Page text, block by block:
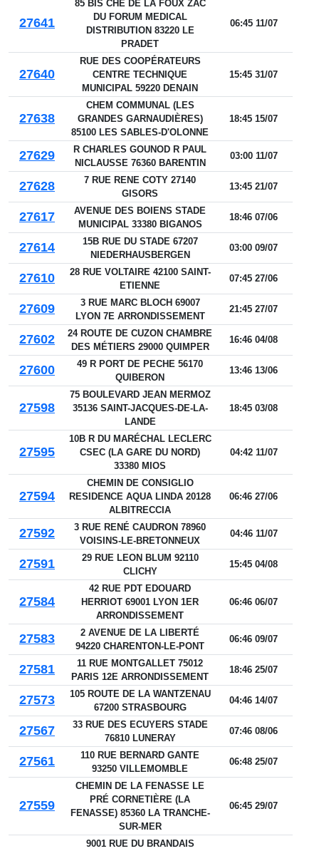
27641
85 BIS CHE DE LA FOUX ZAC
DU FORUM MEDICAL
DISTRIBUTION 83220 LE
PRADET
06:45 11/07
27640
RUE DES COOPÉRATEURS
CENTRE TECHNIQUE
MUNICIPAL 59220 DENAIN
15:45 31/07
27638
CHEM COMMUNAL (LES
GRANDES GARNAUDIÈRES)
85100 LES SABLES-D'OLONNE
18:45 15/07
27629
R CHARLES GOUNOD R PAUL
NICLAUSSE 76360 BARENTIN
03:00 11/07
27628
7 RUE RENE COTY 27140
GISORS
13:45 21/07
27617
AVENUE DES BOIENS STADE
MUNICIPAL 33380 BIGANOS
18:46 07/06
27614
15B RUE DU STADE 67207
NIEDERHAUSBERGEN
03:00 09/07
27610
28 RUE VOLTAIRE 42100 SAINT-
ETIENNE
07:45 27/06
27609
3 RUE MARC BLOCH 69007
LYON 7E ARRONDISSEMENT
21:45 27/07
27602
24 ROUTE DE CUZON CHAMBRE
DES MÉTIERS 29000 QUIMPER
16:46 04/08
27600
49 R PORT DE PECHE 56170
QUIBERON
13:46 13/06
27598
75 BOULEVARD JEAN MERMOZ
35136 SAINT-JACQUES-DE-LA-
LANDE
18:45 03/08
27595
10B R DU MARÉCHAL LECLERC
CSEC (LA GARE DU NORD)
33380 MIOS
04:42 11/07
27594
CHEMIN DE CONSIGLIO
RESIDENCE AQUA LINDA 20128
ALBITRECCIA
06:46 27/06
27592
3 RUE RENÉ CAUDRON 78960
VOISINS-LE-BRETONNEUX
04:46 11/07
27591
29 RUE LEON BLUM 92110
CLICHY
15:45 04/08
27584
42 RUE PDT EDOUARD
HERRIOT 69001 LYON 1ER
ARRONDISSEMENT
06:46 06/07
27583
2 AVENUE DE LA LIBERTÉ
94220 CHARENTON-LE-PONT
06:46 09/07
27581
11 RUE MONTGALLET 75012
PARIS 12E ARRONDISSEMENT
18:46 25/07
27573
105 ROUTE DE LA WANTZENAU
67200 STRASBOURG
04:46 14/07
27567
33 RUE DES ECUYERS STADE
76810 LUNERAY
07:46 08/06
27561
110 RUE BERNARD GANTE
93250 VILLEMOMBLE
06:48 25/07
27559
CHEMIN DE LA FENASSE LE
PRÉ CORNETIÈRE (LA
FENASSE) 85360 LA TRANCHE-
SUR-MER
06:45 29/07
9001 RUE DU BRANDAIS